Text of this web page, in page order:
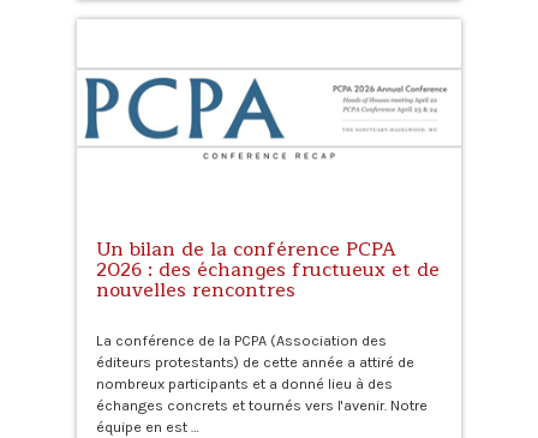
Un bilan de la conférence PCPA
2026 : des échanges fructueux et de
nouvelles rencontres
La conférence de la PCPA (Association des
éditeurs protestants) de cette année a attiré de
nombreux participants et a donné lieu à des
échanges concrets et tournés vers l'avenir. Notre
équipe en est …